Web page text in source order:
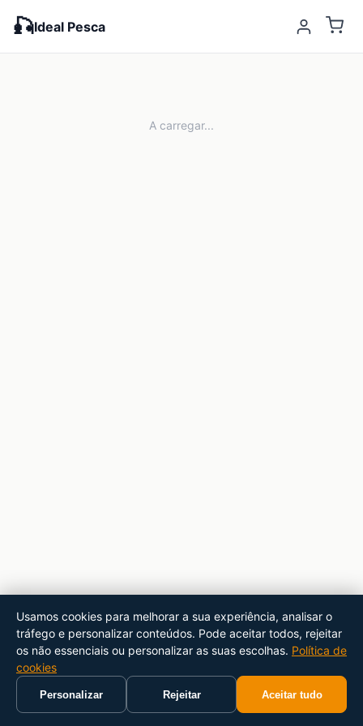
🎣Ideal Pesca
A carregar...
Usamos cookies para melhorar a sua experiência, analisar o
tráfego e personalizar conteúdos. Pode aceitar todos, rejeitar
os não essenciais ou personalizar as suas escolhas. Política de
cookies
Personalizar Rejeitar Aceitar tudo